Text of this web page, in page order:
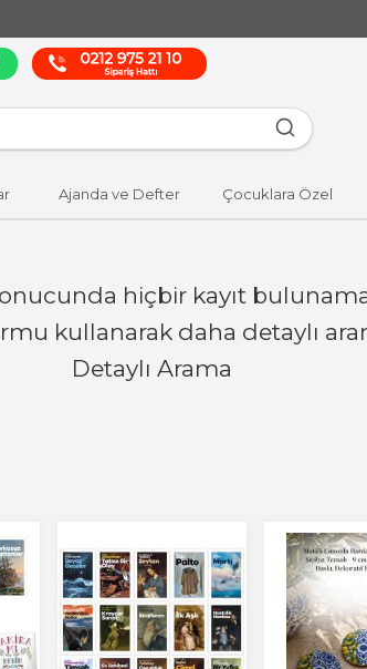
Ajanda ve Defter Çocuklara Özel
hiçbir kayıt
kullanarak daha detaylı
Detaylı Arama